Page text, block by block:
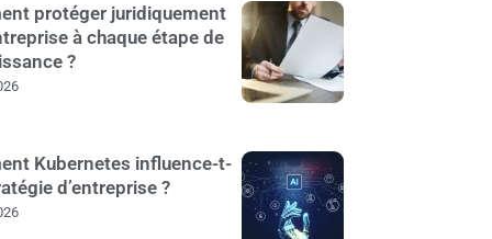
protéger juridiquement
à chaque étape de
?
Kubernetes influence-t-
d’entreprise ?